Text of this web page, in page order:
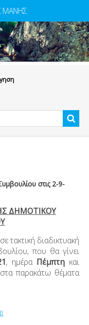
στις 2-9-
ΔΗΜΟΤΙΚΟΥ
τακτική διαδικτυακή
που θα γίνει
, ημέρα Πέμπτη και
παρακάτω θέματα
ΜΑΝΗΣ